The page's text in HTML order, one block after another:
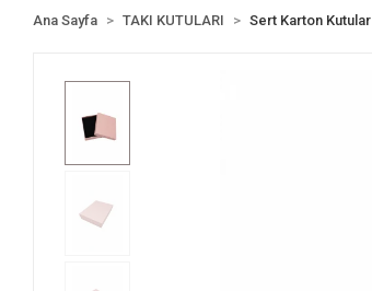
Ana Sayfa TAKI KUTULARI Sert Karton Kutular